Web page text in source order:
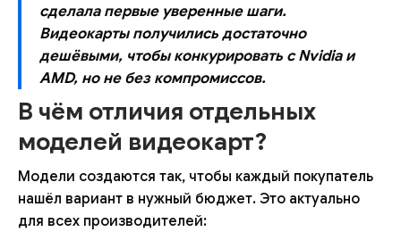
сделала первые уверенные шаги.
Видеокарты получились достаточно
дешёвыми, чтобы конкурировать с Nvidia и
AMD, но не без компромиссов.
В чём отличия отдельных
моделей видеокарт?
Модели создаются так, чтобы каждый покупатель
нашёл вариант в нужный бюджет. Это актуально
для всех производителей: